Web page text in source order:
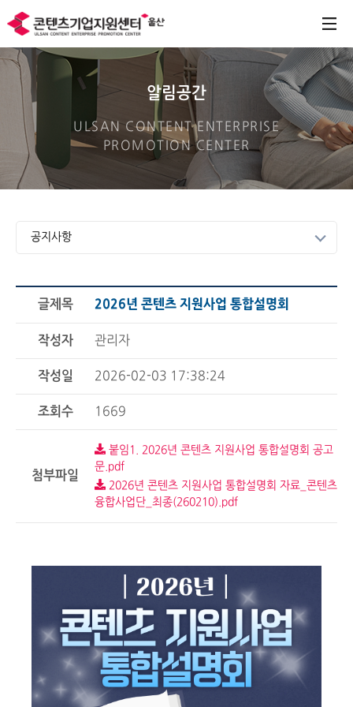
알림공간
ULSAN CONTENT ENTERPRISE
PROMOTION CENTER
공지사항
글제목 2026년 콘텐츠 지원사업 통합설명회
작성자 관리자
작성일 2026-02-03 17:38:24
조회수 1669
첨부파일
붙임1. 2026년 콘텐츠 지원사업 통합설명회 공고
문.pdf
2026년 콘텐츠 지원사업 통합설명회 자료_콘텐츠
융합사업단_최종(260210).pdf